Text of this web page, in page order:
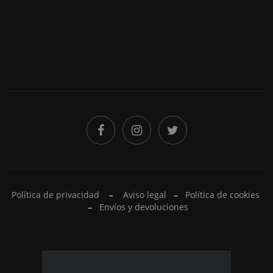
Política de privacidad – Aviso legal – Política de cookies
– Envíos y devoluciones